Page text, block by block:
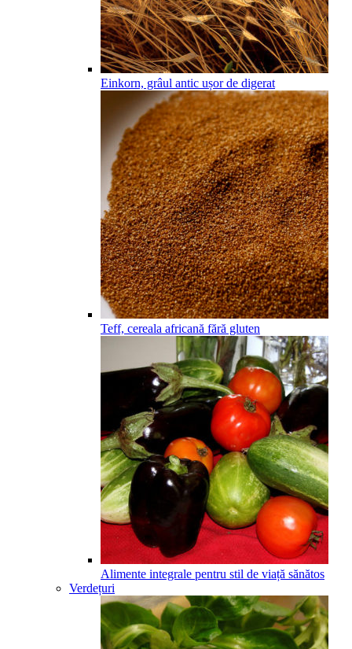
Einkorn, grâul antic ușor de digerat
Teff, cereala africană fără gluten
Alimente integrale pentru stil de viață sănătos
Verdețuri